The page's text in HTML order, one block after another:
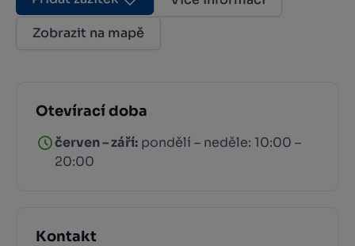
Zobrazit na mapě
Otevírací doba
červen – září: pondělí – neděle: 10:00 –
20:00
Kontakt